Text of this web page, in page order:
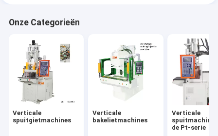
Onze Categorieën
Verticale
spuitgietmachines
Verticale
bakelietmachines
Verticale
de Pt-serie